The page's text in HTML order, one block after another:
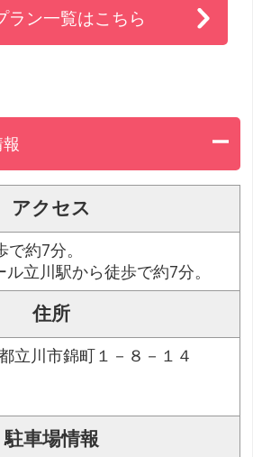
ラン一覧はこちら
アクセス
約7分。
立川駅から徒歩で約7分。
住所
立川市錦町１－８－１４
駐車場情報